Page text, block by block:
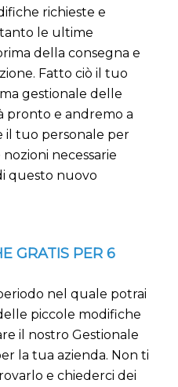
richieste e
le ultime
della consegna e
. Fatto ciò il tuo
gestionale delle
pronto e andremo a
il tuo personale per
necessarie
questo nuovo
GRATIS PER 6
nel quale potrai
piccole modifiche
il nostro Gestionale
la tua azienda. Non ti
e chiederci dei